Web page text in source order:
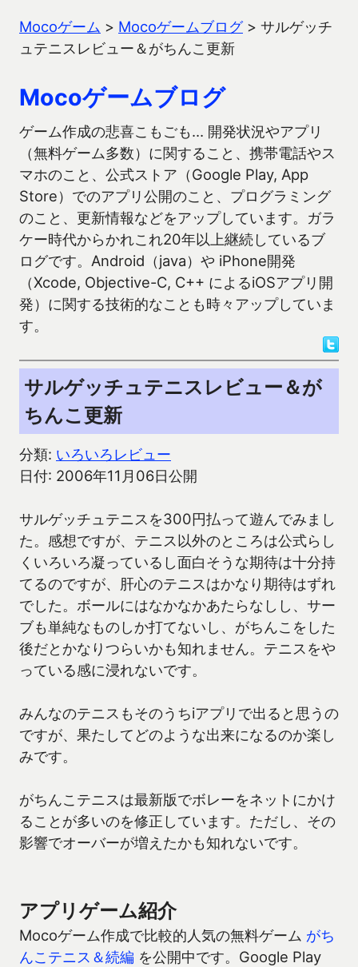
Mocoゲーム > Mocoゲームブログ> サルゲッチ
ュテニスレビュー＆がちんこ更新
Mocoゲームブログ
ゲーム作成の悲喜こもごも… 開発状況やアプリ
（無料ゲーム多数）に関すること、携帯電話やス
マホのこと、公式ストア（Google Play, App
Store）でのアプリ公開のこと、プログラミング
のこと、更新情報などをアップしています。ガラ
ケー時代からかれこれ20年以上継続しているブ
ログです。Android（java）や iPhone開発
（Xcode, Objective-C, C++ によるiOSアプリ開
発）に関する技術的なことも時々アップしていま
す。
サルゲッチュテニスレビュー＆が
ちんこ更新
分類: いろいろレビュー
日付: 2006年11月06日公開
サルゲッチュテニスを300円払って遊んでみまし
た。感想ですが、テニス以外のところは公式らし
くいろいろ凝っているし面白そうな期待は十分持
てるのですが、肝心のテニスはかなり期待はずれ
でした。ボールにはなかなかあたらなしし、サー
ブも単純なものしか打てないし、がちんこをした
後だとかなりつらいかも知れません。テニスをや
っている感に浸れないです。
みんなのテニスもそのうちiアプリで出ると思うの
ですが、果たしてどのような出来になるのか楽し
みです。
がちんこテニスは最新版でボレーをネットにかけ
ることが多いのを修正しています。ただし、その
影響でオーバーが増えたかも知れないです。
アプリゲーム紹介
Mocoゲーム作成で比較的人気の無料ゲーム がち
んこテニス＆続編 を公開中です。Google Play